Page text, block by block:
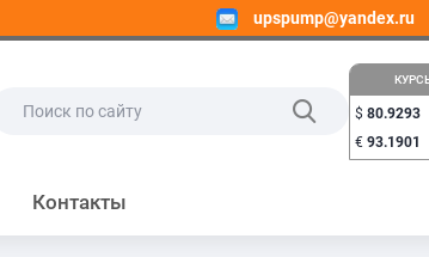
upspump@yandex.ru
$ 80.9293
€ 93.1901
Контакты